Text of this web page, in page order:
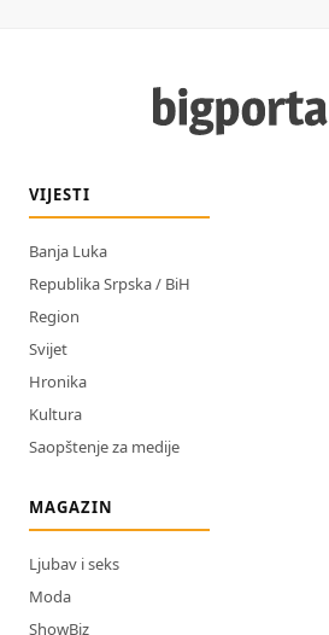
VIJESTI
Banja Luka
Republika Srpska / BiH
Region
Svijet
Hronika
Kultura
Saopštenje za medije
MAGAZIN
Ljubav i seks
Moda
ShowBiz